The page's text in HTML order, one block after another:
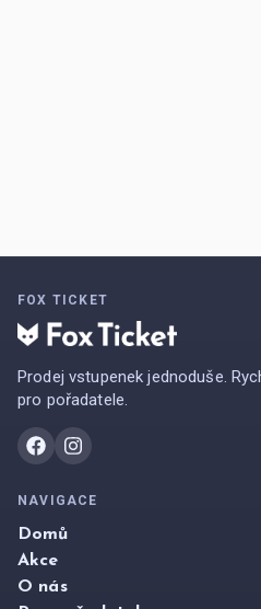
FOX TICKET
Prodej vstupenek jednoduše.
pro pořadatele.
NAVIGACE
Domů
Akce
O nás